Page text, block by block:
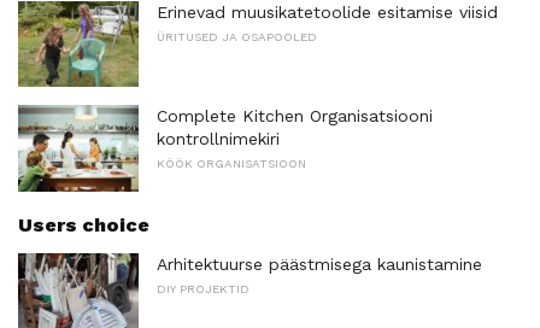
Erinevad muusikatetoolide esitamise viisid
ÜRITUSED JA OSAPOOLED
Complete Kitchen Organisatsiooni
kontrollnimekiri
KÖÖK ORGANISATSIOON
Users choice
Arhitektuurse päästmisega kaunistamine
DIY PROJEKTID